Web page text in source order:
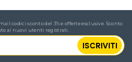
codici sconto del 3% e offerte esclusive. Sconto
ai nuovi utenti registrati.